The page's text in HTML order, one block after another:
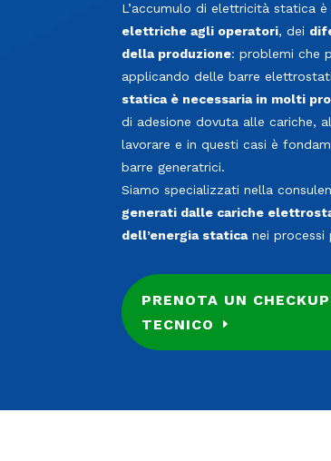
L’accumulo di elettricità statica
elettriche agli operatori, dei
della produzione: problemi che
applicando delle barre
statica è necessaria in molti
di adesione dovuta alle cariche,
lavorare e in questi casi è
barre generatrici.
Siamo specializzati nella
generati dalle cariche
dell’energia staticanei processi
PRENOTA UN
TECNICO